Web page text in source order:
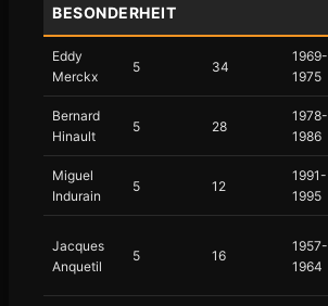
BESONDERHEIT
Eddy
Merckx
5 34
1969-
1975
Bernard
Hinault
5 28
1978-
1986
Miguel
Indurain
5 12
1991-
1995
Jacques
Anquetil
5 16
1957-
1964